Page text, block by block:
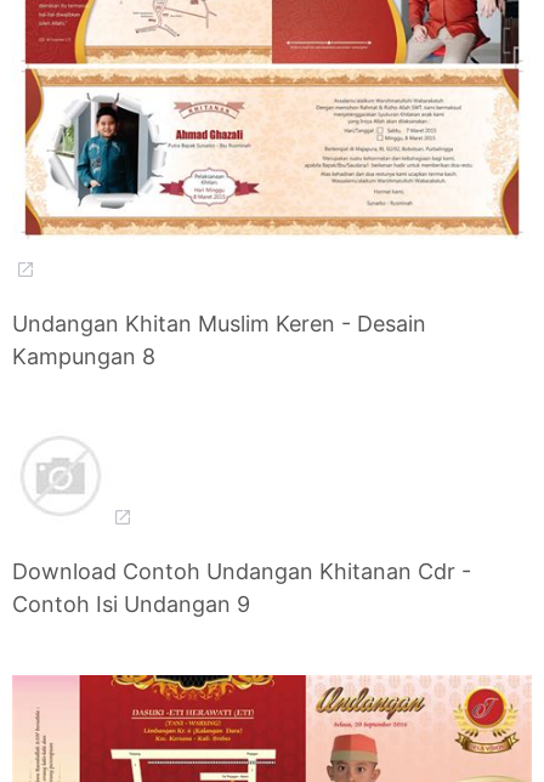
Undangan Khitan Muslim Keren - Desain
Kampungan 8
Download Contoh Undangan Khitanan Cdr -
Contoh Isi Undangan 9